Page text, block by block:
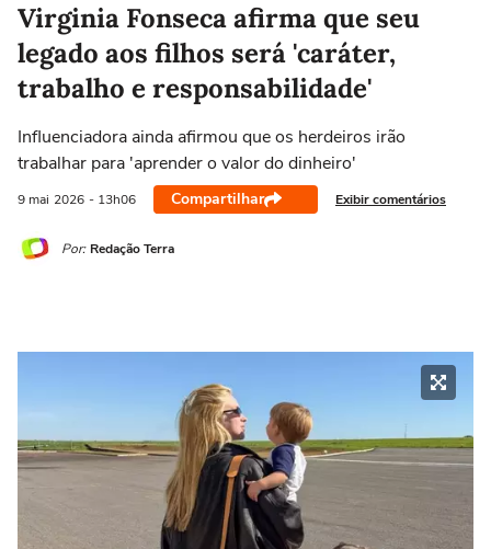
Virginia Fonseca afirma que seu
legado aos filhos será 'caráter,
trabalho e responsabilidade'
Influenciadora ainda afirmou que os herdeiros irão
trabalhar para 'aprender o valor do dinheiro'
9 mai 2026 - 13h06 Compartilhar Exibir comentários
Por: Redação Terra